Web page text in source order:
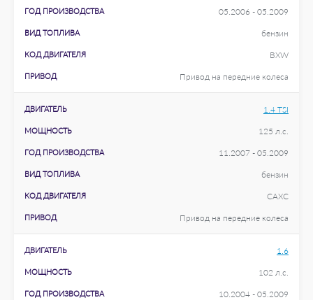
ГОД ПРОИЗВОДСТВА 05.2006 - 05.2009
ВИД ТОПЛИВА бензин
КОД ДВИГАТЕЛЯ BXW
ПРИВОД Привод на передние колеса
ДВИГАТЕЛЬ 1.4 TSI
МОЩНОСТЬ 125 л.с.
ГОД ПРОИЗВОДСТВА 11.2007 - 05.2009
ВИД ТОПЛИВА бензин
КОД ДВИГАТЕЛЯ CAXC
ПРИВОД Привод на передние колеса
ДВИГАТЕЛЬ 1.6
МОЩНОСТЬ 102 л.с.
ГОД ПРОИЗВОДСТВА 10.2004 - 05.2009